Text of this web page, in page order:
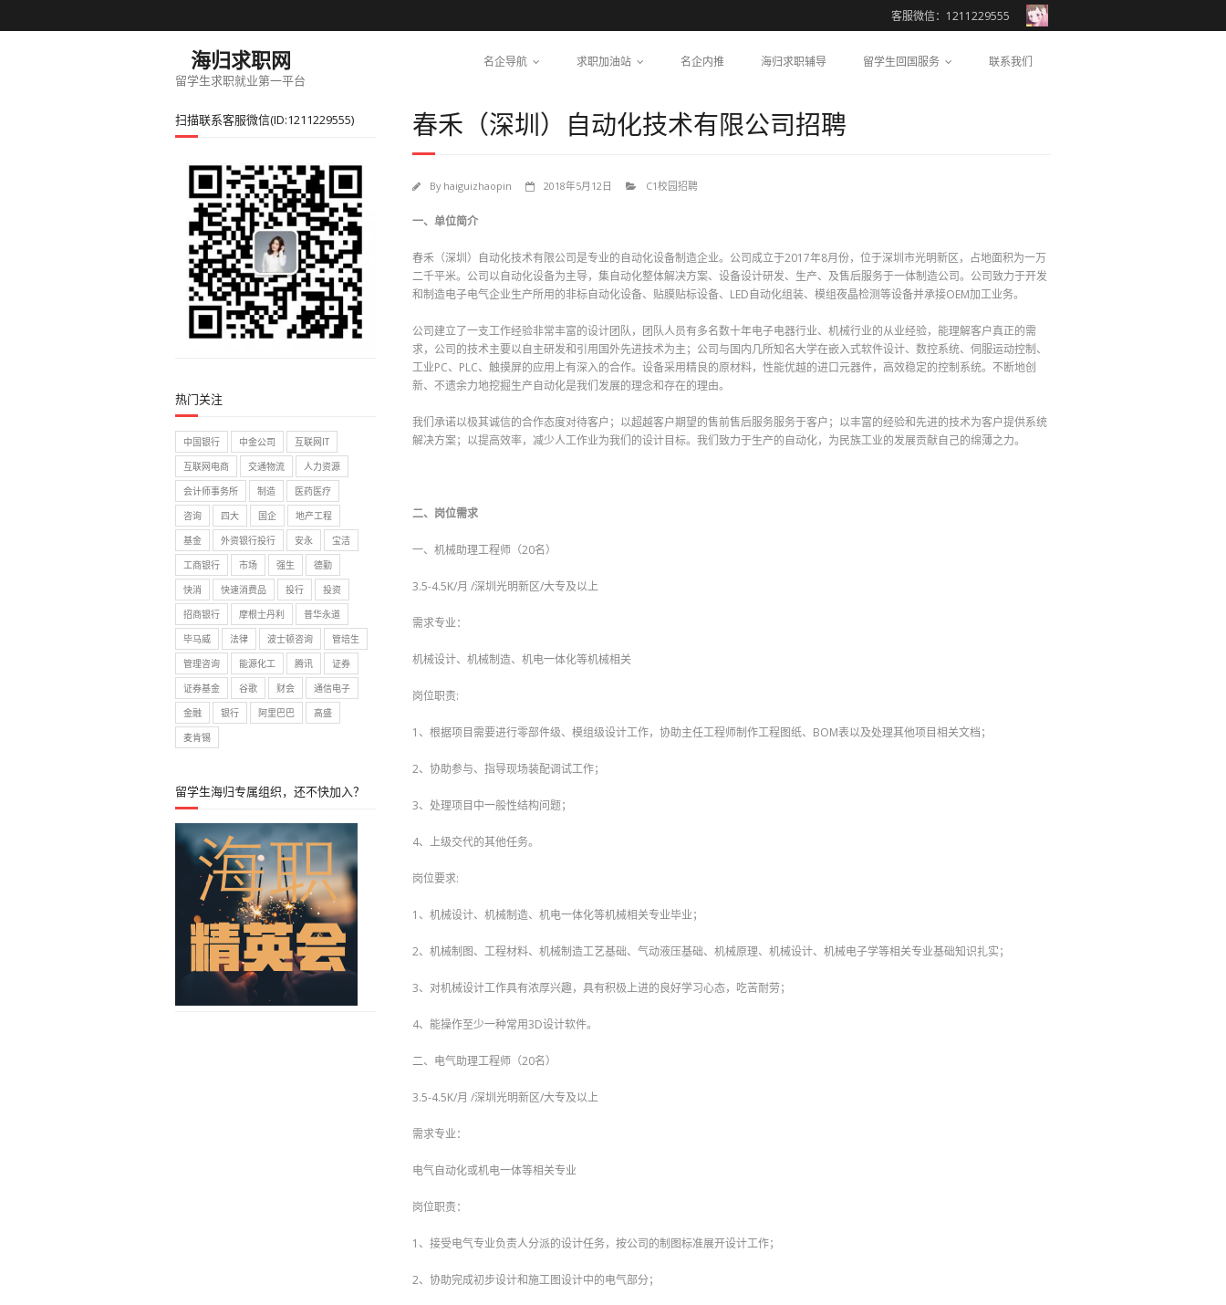
客服微信：1211229555
海归求职网
留学生求职就业第一平台
名企导航 求职加油站 名企内推 海归求职辅导 留学生回国服务 联系我们
春禾（深圳）自动化技术有限公司招聘
By haiguizhaopin 2018年5月12日 C1校园招聘
一、单位简介
春禾（深圳）自动化技术有限公司是专业的自动化设备制造企业。公司成立于2017年8月份，位于深圳市光明新区，占地面积为一万
二千平米。公司以自动化设备为主导，集自动化整体解决方案、设备设计研发、生产、及售后服务于一体制造公司。公司致力于开发
和制造电子电气企业生产所用的非标自动化设备、贴膜贴标设备、LED自动化组装、模组夜晶检测等设备并承接OEM加工业务。
公司建立了一支工作经验非常丰富的设计团队，团队人员有多名数十年电子电器行业、机械行业的从业经验，能理解客户真正的需
求，公司的技术主要以自主研发和引用国外先进技术为主；公司与国内几所知名大学在嵌入式软件设计、数控系统、伺服运动控制、
工业PC、PLC、触摸屏的应用上有深入的合作。设备采用精良的原材料，性能优越的进口元器件，高效稳定的控制系统。不断地创
新、不遗余力地挖掘生产自动化是我们发展的理念和存在的理由。
我们承诺以极其诚信的合作态度对待客户；以超越客户期望的售前售后服务服务于客户；以丰富的经验和先进的技术为客户提供系统
解决方案；以提高效率，减少人工作业为我们的设计目标。我们致力于生产的自动化，为民族工业的发展贡献自己的绵薄之力。
二、岗位需求
一、机械助理工程师（20名）
3.5-4.5K/月 /深圳光明新区/大专及以上
需求专业：
机械设计、机械制造、机电一体化等机械相关
岗位职责:
1、根据项目需要进行零部件级、模组级设计工作，协助主任工程师制作工程图纸、BOM表以及处理其他项目相关文档；
2、协助参与、指导现场装配调试工作；
3、处理项目中一般性结构问题；
4、上级交代的其他任务。
岗位要求:
1、机械设计、机械制造、机电一体化等机械相关专业毕业；
2、机械制图、工程材料、机械制造工艺基础、气动液压基础、机械原理、机械设计、机械电子学等相关专业基础知识扎实；
3、对机械设计工作具有浓厚兴趣，具有积极上进的良好学习心态，吃苦耐劳；
4、能操作至少一种常用3D设计软件。
二、电气助理工程师（20名）
3.5-4.5K/月 /深圳光明新区/大专及以上
需求专业：
电气自动化或机电一体等相关专业
岗位职责：
1、接受电气专业负责人分派的设计任务，按公司的制图标准展开设计工作；
2、协助完成初步设计和施工图设计中的电气部分；
扫描联系客服微信(ID:1211229555)
热门关注
中国银行 中金公司
互联网IT
互联网电商
交通物流
人力资源
会计师事务所
制造
医药医疗
咨询
四大 国企
地产工程
基金
外资银行投行 安永
宝洁
工商银行
市场 强生
德勤
快消
快速消费品 投行
投资
招商银行
摩根士丹利
普华永道
毕马威
法律 波士顿咨询
管培生
管理咨询
能源化工 腾讯
证券
证券基金
谷歌 财会
通信电子
金融
银行 阿里巴巴
高盛
麦肯锡
留学生海归专属组织，还不快加入？